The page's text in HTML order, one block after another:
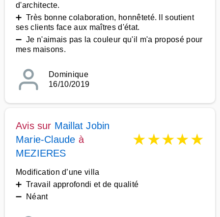
d'architecte.
➕ Très bonne colaboration, honnêteté. Il soutient
ses clients face aux maîtres d'état.
➖ Je n'aimais pas la couleur qu'il m'a proposé pour
mes maisons.
Dominique
16/10/2019
Avis sur Maillat Jobin
Marie-Claude à
MEZIERES
★★★★★
Modification d’une villa
➕ Travail approfondi et de qualité
➖ Néant